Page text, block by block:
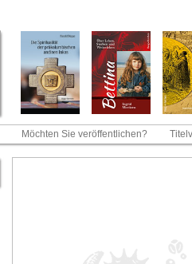
Möchten Sie veröffentlichen?